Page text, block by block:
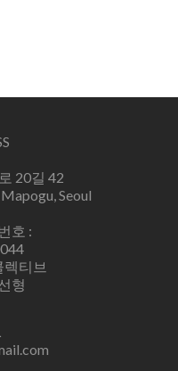
20길 42
Seoul
호 :
렉티브
형